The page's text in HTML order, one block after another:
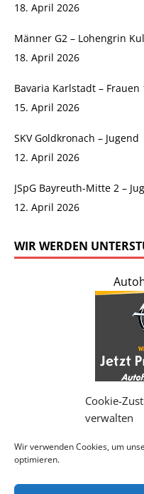
Cookie-
verwalten
Wir verwenden Cookies, um
optimieren.
18. April 2026
Männer G2 – Lohengrin
18. April 2026
Bavaria Karlstadt – Frauen
15. April 2026
SKV Goldkronach – Jugend
12. April 2026
JSpG Bayreuth-Mitte 2 –
12. April 2026
WIR WERDEN